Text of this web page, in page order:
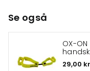
Se også
OX-
29,00